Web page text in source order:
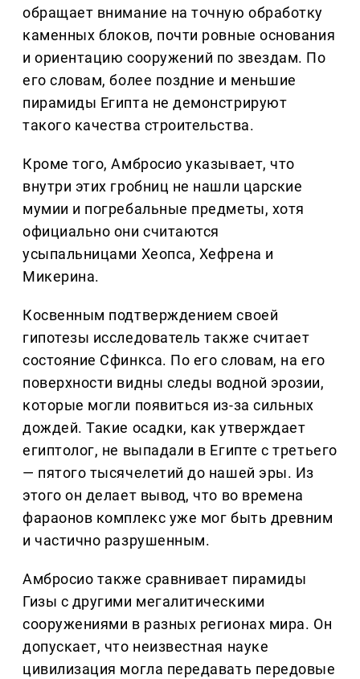
обращает внимание на точную обработку
каменных блоков, почти ровные основания
и ориентацию сооружений по звездам. По
его словам, более поздние и меньшие
пирамиды Египта не демонстрируют
такого качества строительства.
Кроме того, Амбросио указывает, что
внутри этих гробниц не нашли царские
мумии и погребальные предметы, хотя
официально они считаются
усыпальницами Хеопса, Хефрена и
Микерина.
Косвенным подтверждением своей
гипотезы исследователь также считает
состояние Сфинкса. По его словам, на его
поверхности видны следы водной эрозии,
которые могли появиться из-за сильных
дождей. Такие осадки, как утверждает
египтолог, не выпадали в Египте с третьего
— пятого тысячелетий до нашей эры. Из
этого он делает вывод, что во времена
фараонов комплекс уже мог быть древним
и частично разрушенным.
Амбросио также сравнивает пирамиды
Гизы с другими мегалитическими
сооружениями в разных регионах мира. Он
допускает, что неизвестная науке
цивилизация могла передавать передовые